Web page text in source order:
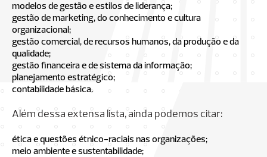
modelos de gestão e estilos de liderança;
gestão de marketing, do conhecimento e cultura
organizacional;
gestão comercial, de recursos humanos, da produção e da
qualidade;
gestão financeira e de sistema da informação;
planejamento estratégico;
contabilidade básica.
Além dessa extensa lista, ainda podemos citar:
ética e questões étnico-raciais nas organizações;
meio ambiente e sustentabilidade;